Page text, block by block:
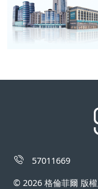
57011669
© 2026 格倫菲爾 版